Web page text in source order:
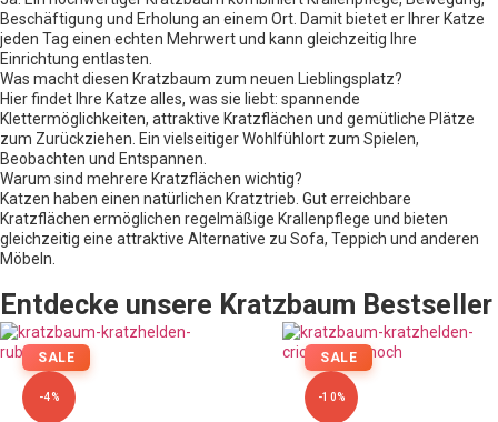
Beschäftigung und Erholung an einem Ort. Damit bietet er Ihrer Katze
jeden Tag einen echten Mehrwert und kann gleichzeitig Ihre
Einrichtung entlasten.
Was macht diesen Kratzbaum zum neuen Lieblingsplatz?
Hier findet Ihre Katze alles, was sie liebt: spannende
Klettermöglichkeiten, attraktive Kratzflächen und gemütliche Plätze
zum Zurückziehen. Ein vielseitiger Wohlfühlort zum Spielen,
Beobachten und Entspannen.
Warum sind mehrere Kratzflächen wichtig?
Katzen haben einen natürlichen Kratztrieb. Gut erreichbare
Kratzflächen ermöglichen regelmäßige Krallenpflege und bieten
gleichzeitig eine attraktive Alternative zu Sofa, Teppich und anderen
Möbeln.
Entdecke unsere Kratzbaum Bestseller
SALE
-4%
SALE
-10%